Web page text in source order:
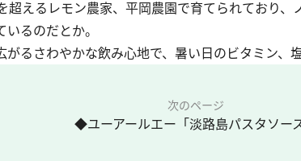
えるレモン農家、平岡農園で育てられており
るのだとか。
るさわやかな飲み心地で、暑い日のビタミン、
次のページ
◆ユーアールエー「淡路島パスタソース